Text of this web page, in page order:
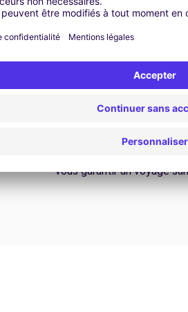
Assistance 24h/
Un problème sur la route ?
vous garantir un voyage